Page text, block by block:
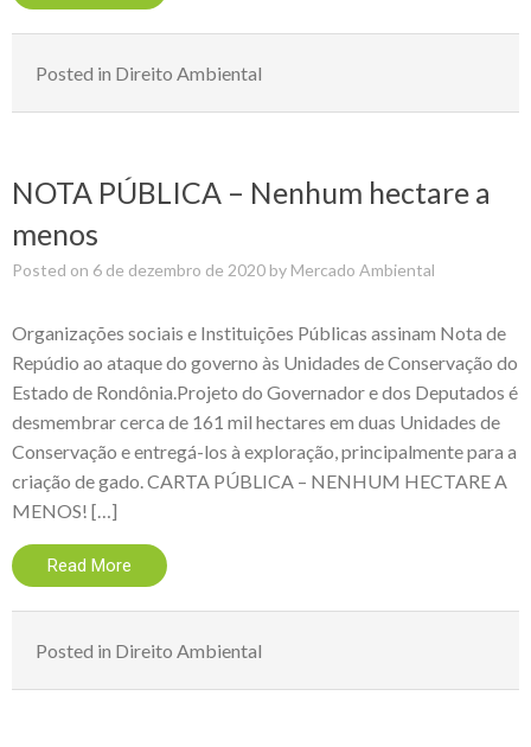
Posted in Direito Ambiental
NOTA PÚBLICA – Nenhum hectare a
menos
Posted on 6 de dezembro de 2020 by Mercado Ambiental
Organizações sociais e Instituições Públicas assinam Nota de
Repúdio ao ataque do governo às Unidades de Conservação do
Estado de Rondônia.Projeto do Governador e dos Deputados é
desmembrar cerca de 161 mil hectares em duas Unidades de
Conservação e entregá-los à exploração, principalmente para a
criação de gado. CARTA PÚBLICA – NENHUM HECTARE A
MENOS! […]
Read More
Posted in Direito Ambiental